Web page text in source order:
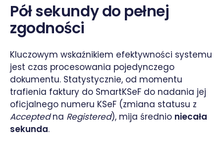
Pół sekundy do pełnej
zgodności
Kluczowym wskaźnikiem efektywności systemu
jest czas procesowania pojedynczego
dokumentu. Statystycznie, od momentu
trafienia faktury do SmartKSeF do nadania jej
oficjalnego numeru KSeF (zmiana statusu z
Acceptedna Registered), mija średnio niecała
sekunda.